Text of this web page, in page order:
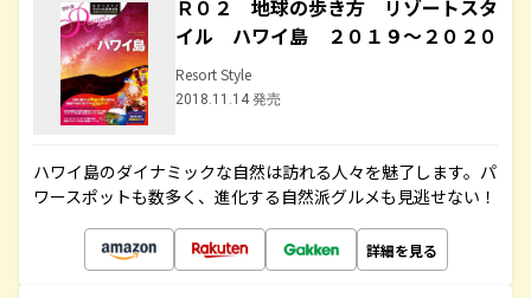
Ｒ０２ 地球の歩き方 リゾートスタ
イル ハワイ島 ２０１９～２０２０
Resort Style
2018.11.14 発売
ハワイ島のダイナミックな自然は訪れる人々を魅了します。パ
ワースポットも数多く、進化する自然派グルメも見逃せない！
詳細を見る